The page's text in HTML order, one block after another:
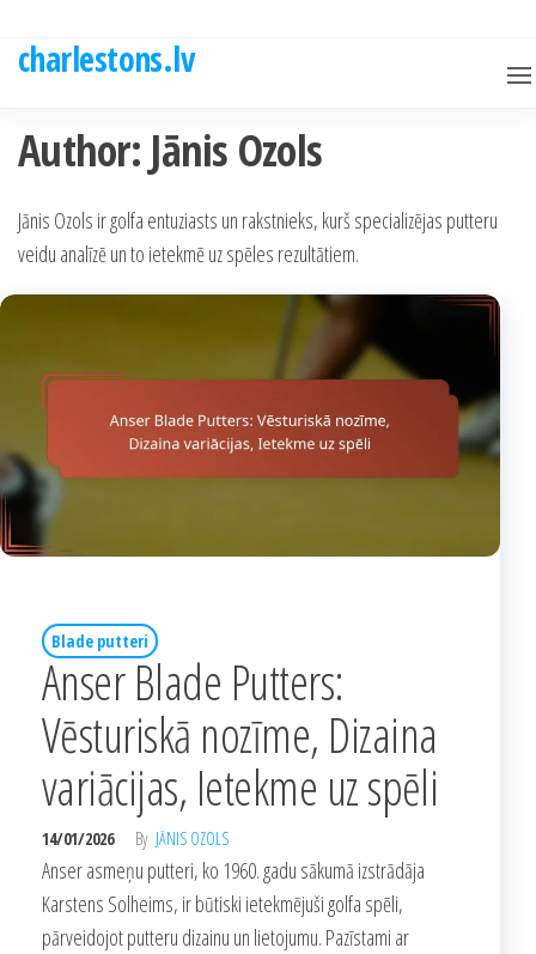
charlestons.lv
Author: Jānis Ozols
Jānis Ozols ir golfa entuziasts un rakstnieks, kurš specializējas putteru
veidu analīzē un to ietekmē uz spēles rezultātiem.
Blade putteri
Anser Blade Putters:
Vēsturiskā nozīme, Dizaina
variācijas, Ietekme uz spēli
14/01/2026 By JĀNIS OZOLS
Anser asmeņu putteri, ko 1960. gadu sākumā izstrādāja
Karstens Solheims, ir būtiski ietekmējuši golfa spēli,
pārveidojot putteru dizainu un lietojumu. Pazīstami ar